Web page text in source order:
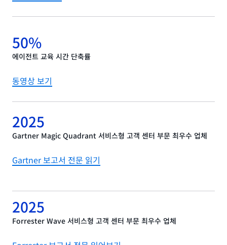
50%
에이전트 교육 시간 단축률
동영상 보기
2025
Gartner Magic Quadrant 서비스형 고객 센터 부문 최우수 업체
Gartner 보고서 전문 읽기
2025
Forrester Wave 서비스형 고객 센터 부문 최우수 업체